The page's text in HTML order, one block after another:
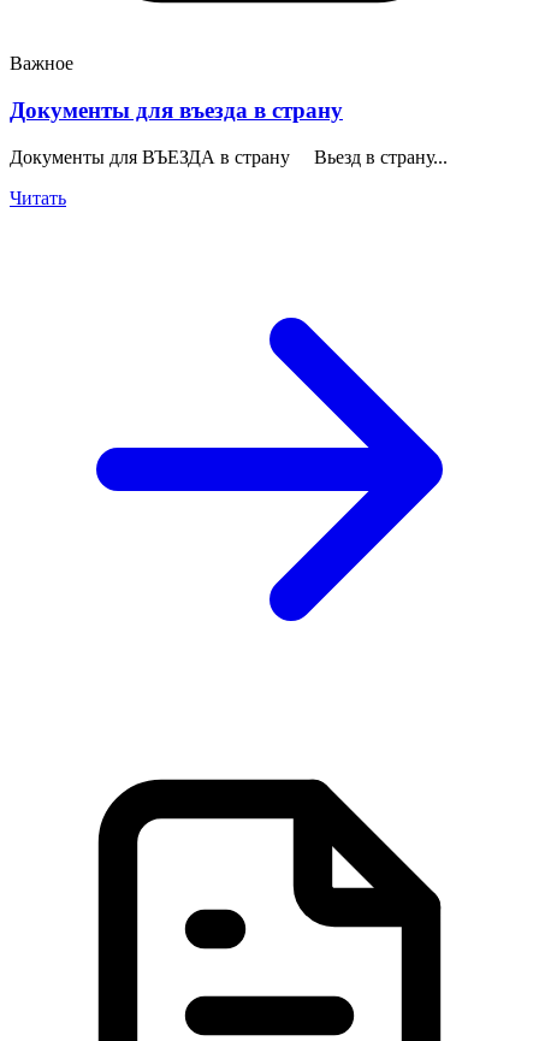
Важное
Документы для въезда в страну
Документы для ВЪЕЗДА в страну Вьезд в страну...
Читать